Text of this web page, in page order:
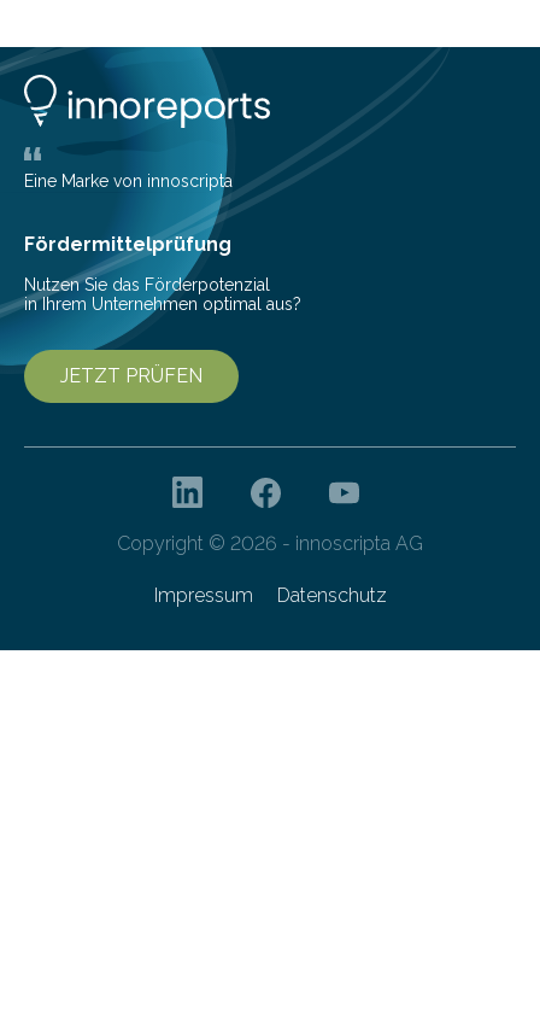
kann nach Fotos gesucht werden. “MAGIX Community”
ist der Multimedia-Treffpunkt, u
Eine Marke von innoscripta
Fördermittelprüfung
Nutzen Sie das Förderpotenzial
in Ihrem Unternehmen optimal aus?
JETZT PRÜFEN
Copyright © 2026 - innoscripta AG
Impressum Datenschutz